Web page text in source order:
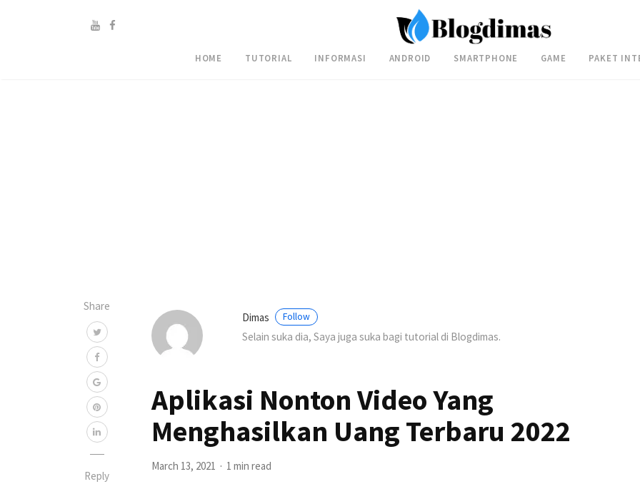
HOME TUTORIAL INFORMASI ANDROID SMARTPHONE GAME PAKET
Share
Reply
Dimas Follow
Selain suka dia, Saya juga suka bagi tutorial di Blogdimas.
Aplikasi Nonton Video Yang
Menghasilkan Uang Terbaru 2022
March 13, 2021 1 min read